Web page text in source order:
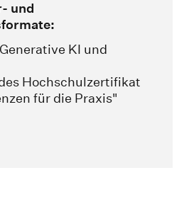
und
KI und
Hochschulzertifikat
für die Praxis"